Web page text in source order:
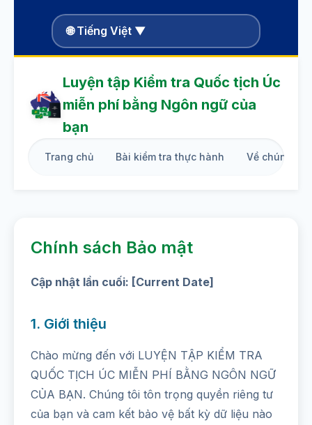
🌐 Tiếng Việt ▼
Luyện tập Kiểm tra Quốc tịch Úc
miễn phí bằng Ngôn ngữ của
bạn
Trang chủ Bài kiểm tra thực hành Về chúng tôi
Chính sách Bảo mật
Cập nhật lần cuối: [Current Date]
1. Giới thiệu
Chào mừng đến với LUYỆN TẬP KIỂM TRA
QUỐC TỊCH ÚC MIỄN PHÍ BẰNG NGÔN NGỮ
CỦA BẠN. Chúng tôi tôn trọng quyền riêng tư
của bạn và cam kết bảo vệ bất kỳ dữ liệu nào